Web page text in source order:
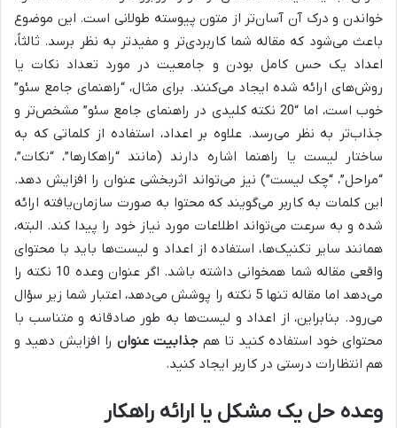
خواندن و درک آن آسان‌تر از متون پیوسته طولانی است. این موضوع
باعث می‌شود که مقاله شما کاربردی‌تر و مفیدتر به نظر برسد. ثالثاً،
اعداد یک حس کامل بودن و جامعیت در مورد تعداد نکات یا
روش‌های ارائه شده ایجاد می‌کنند. برای مثال، “راهنمای جامع سئو”
خوب است، اما “20 نکته کلیدی در راهنمای جامع سئو” مشخص‌تر و
جذاب‌تر به نظر می‌رسد. علاوه بر اعداد، استفاده از کلماتی که به
ساختار لیست یا راهنما اشاره دارند (مانند “راهکارها”، “نکات”،
“مراحل”، “چک لیست”) نیز می‌تواند اثربخشی عنوان را افزایش دهد.
این کلمات به کاربر می‌گویند که محتوا به صورت سازمان‌یافته ارائه
شده و به سرعت می‌تواند اطلاعات مورد نیاز خود را پیدا کند. البته،
همانند سایر تکنیک‌ها، استفاده از اعداد و لیست‌ها باید با محتوای
واقعی مقاله شما همخوانی داشته باشد. اگر عنوان وعده 10 نکته را
می‌دهد اما مقاله تنها 5 نکته را پوشش می‌دهد، اعتبار شما زیر سؤال
می‌رود. بنابراین، از اعداد و لیست‌ها به طور صادقانه و متناسب با
محتوای خود استفاده کنید تا هم جذابیت عنوان را افزایش دهید و
هم انتظارات درستی در کاربر ایجاد کنید.
وعده حل یک مشکل یا ارائه راهکار